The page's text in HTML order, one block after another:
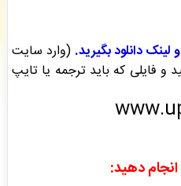
صفحه آرایی شما صادر گردید برای دریافت
آرایی شما صادر گردید برای دریافت سفارش
(وارد سایت
و فایلی که باید ترجمه یا تایپ
دهید: